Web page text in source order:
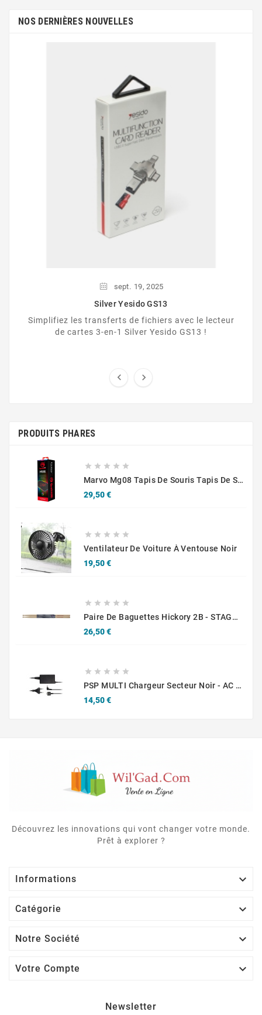
NOS DERNIÈRES NOUVELLES
sept. 19, 2025
Silver Yesido GS13
Simplifiez les transferts de fichiers avec le lecteur
de cartes 3-en-1 Silver Yesido GS13 !
 
PRODUITS PHARES
    
Marvo Mg08 Tapis De Souris Tapis De Souris De Jeu Noir
29,50 €Prix
    
Ventilateur De Voiture À Ventouse Noir
19,50 €Prix
    
Paire De Baguettes Hickory 2B - STAGG SH2B
26,50 €Prix
    
PSP MULTI Chargeur Secteur Noir - AC Adaptor Black
14,50 €Prix
Découvrez les innovations qui vont changer votre monde.
Prêt à explorer ?
Informations 
Catégorie 
Notre Société 
Votre Compte 
Newsletter